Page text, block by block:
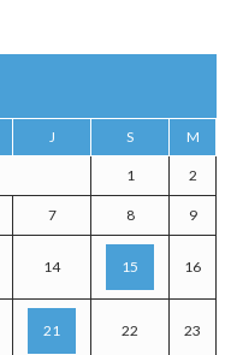
J S M
1 2
7 8 9
14 15 16
21 22 23